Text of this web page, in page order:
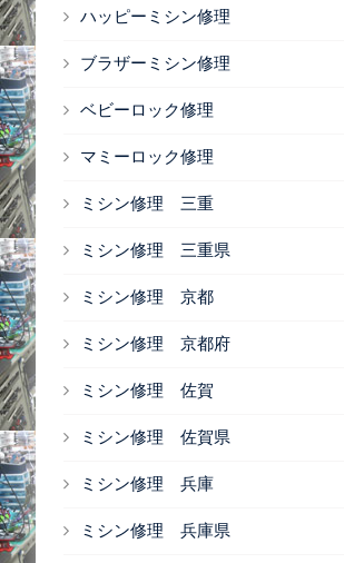
ハッピーミシン修理
ブラザーミシン修理
ベビーロック修理
マミーロック修理
ミシン修理 三重
ミシン修理 三重県
ミシン修理 京都
ミシン修理 京都府
ミシン修理 佐賀
ミシン修理 佐賀県
ミシン修理 兵庫
ミシン修理 兵庫県